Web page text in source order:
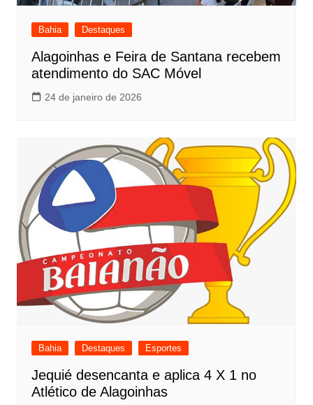
Bahia Destaques
Alagoinhas e Feira de Santana recebem
atendimento do SAC Móvel
24 de janeiro de 2026
Bahia Destaques Esportes
Jequié desencanta e aplica 4 X 1 no
Atlético de Alagoinhas